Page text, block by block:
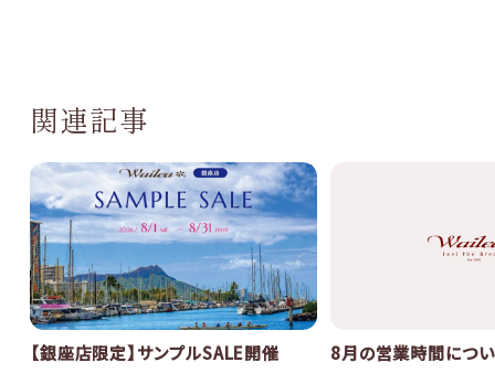
関連記事
【銀座店限定】サンプルSALE開催 8月の営業時間につ